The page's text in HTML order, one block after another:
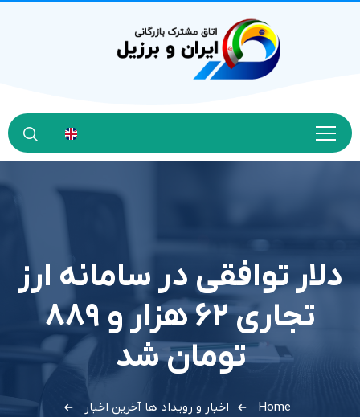
دلار توافقی در سامانه ارز
تجاری ۶۲ هزار و ۸۸۹
تومان شد
Home اخبار و رویداد ها آخرین اخبار